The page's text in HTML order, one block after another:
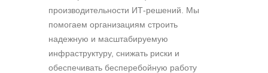
производительности ИТ-решений. Мы
помогаем организациям строить
надежную и масштабируемую
инфраструктуру, снижать риски и
обеспечивать бесперебойную работу